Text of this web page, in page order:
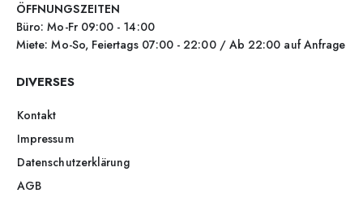
ÖFFNUNGSZEITEN
Büro: Mo-Fr 09:00 - 14:00
Miete: Mo-So, Feiertags 07:00 - 22:00 / Ab 22:00 auf Anfrage
DIVERSES
Kontakt
Impressum
Datenschutzerklärung
AGB